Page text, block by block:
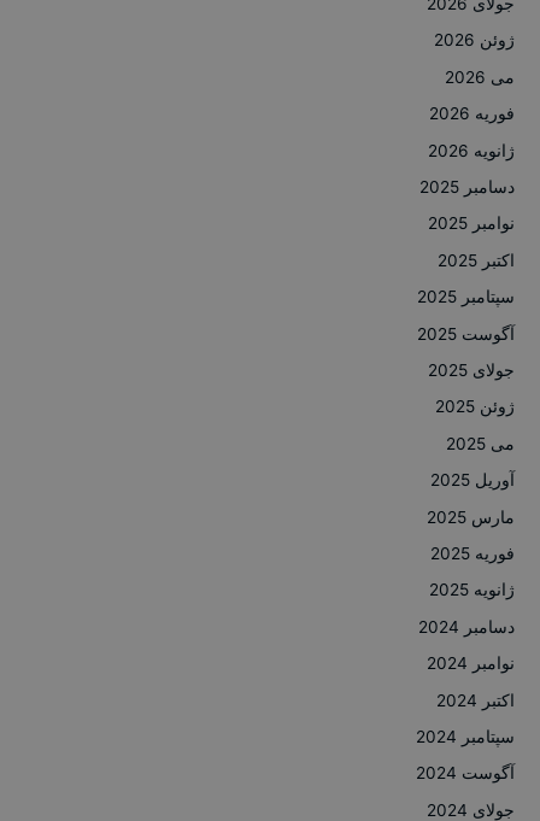
ژوئن 2026
می 2026
فوریه 2026
ژانویه 2026
دسامبر 2025
نوامبر 2025
اکتبر 2025
سپتامبر 2025
آگوست 2025
جولای 2025
ژوئن 2025
می 2025
آوریل 2025
مارس 2025
فوریه 2025
ژانویه 2025
دسامبر 2024
نوامبر 2024
اکتبر 2024
سپتامبر 2024
آگوست 2024
جولای 2024